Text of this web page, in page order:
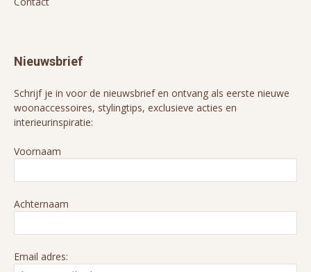
Nieuwsbrief
Schrijf je in voor de nieuwsbrief en ontvang als eerste nieuwe
woonaccessoires, stylingtips, exclusieve acties en
interieurinspiratie:
Voornaam
Achternaam
Email adres: